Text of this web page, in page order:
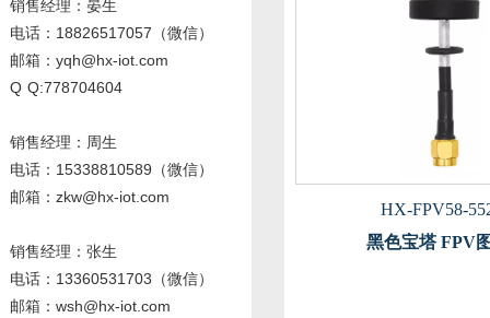
销售经理 ：晏生
电话：18826517057（微信）
邮箱：yqh@hx-iot.com
Q Q:778704604
销售经理：周生
电话 ：15338810589 （微信）
邮箱：zkw@hx-iot.com
销售经理：张生
电话 ：13360531703 （微信）
邮箱：wsh@hx-iot.com
HX-FPV58-
黑色宝塔 FPV